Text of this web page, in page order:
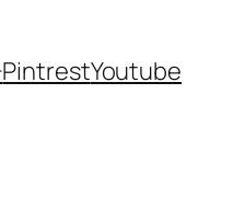
PintrestYoutube